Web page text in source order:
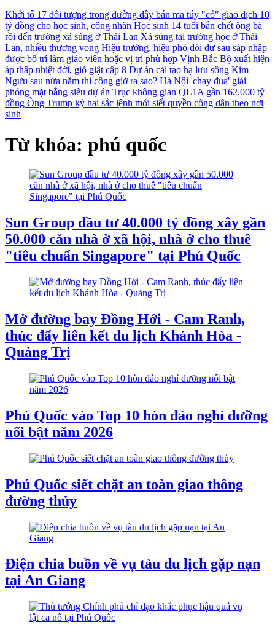
Khởi tố 17 đối tượng trong đường dây bán ma túy "cỏ" giao dịch 10
tỷ đồng cho học sinh, công nhân Học sinh 14 tuổi bắn chết ông bà
rồi đến trường xả súng ở Thái Lan Xả súng tại trường học ở Thái
Lan, nhiều thương vong Hiệu trưởng, hiệu phó dôi dư sau sáp nhập
được bố trí làm giáo viên hoặc vị trí phù hợp Vịnh Bắc Bộ xuất hiện
áp thấp nhiệt đới, gió giật cấp 8 Dự án cải tạo hạ lưu sông Kim
Ngưu sau nửa năm thi công giờ ra sao? Hà Nội 'chạy đua' giải
phóng mặt bằng siêu dự án Trục không gian QL1A gần 162.000 tỷ
đồng Ông Trump ký hai sắc lệnh mới siết quyền công dân theo nơi
sinh
Từ khóa: phú quốc
Sun Group đầu tư 40.000 tỷ đồng xây gần
50.000 căn nhà ở xã hội, nhà ở cho thuê
"tiêu chuẩn Singapore" tại Phú Quốc
Mở đường bay Đồng Hới - Cam Ranh,
thúc đẩy liên kết du lịch Khánh Hòa -
Quảng Trị
Phú Quốc vào Top 10 hòn đảo nghỉ dưỡng
nổi bật năm 2026
Phú Quốc siết chặt an toàn giao thông
đường thủy
Điện chia buồn về vụ tàu du lịch gặp nạn
tại An Giang